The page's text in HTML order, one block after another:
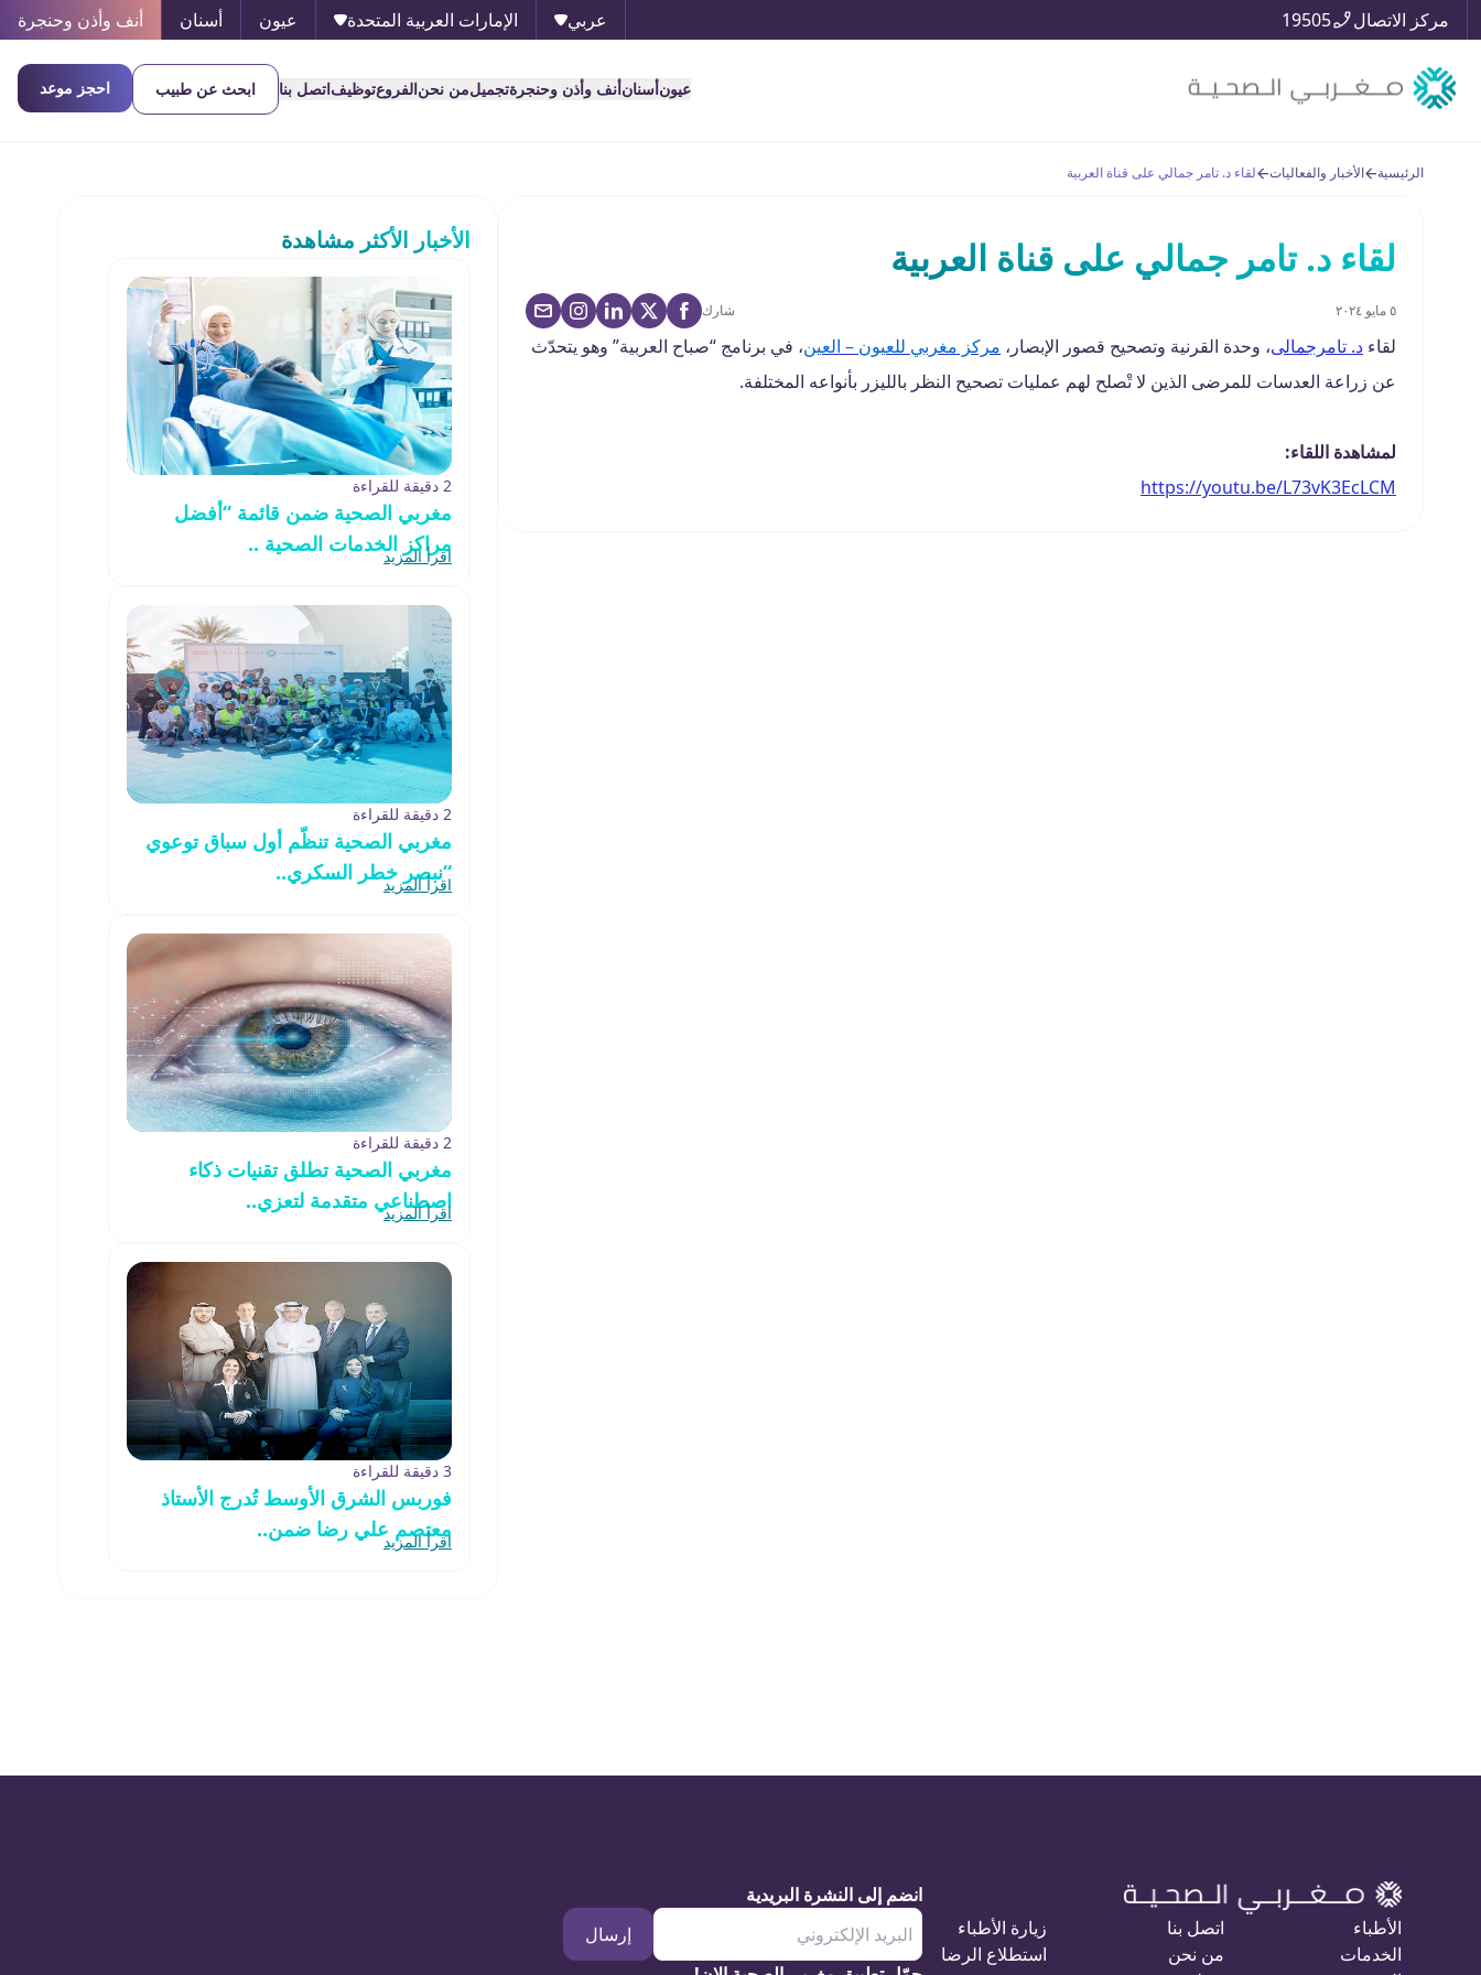
مركز الاتصال 19505 عربي الإمارات العربية المتحدة عيون أسنان أنف وأذن وحنجرة
عيونأسنانأنف وأذن وحنجرةتجميلمن نحنالفروعتوظيفاتصل بنا ابحث عن طبيب احجز موعد
الرئيسية الأخبار والفعاليات لقاء د. تامر جمالي على قناة العربية
لقاء د. تامر جمالي على قناة العربية
٥ مايو ٢٠٢٤ شارك
لقاء د. تامرجمالى، وحدة القرنية وتصحيح قصور الإبصار، مركز مغربي للعيون – العين، في برنامج “صباح العربية” وهو يتحدّث
عن زراعة العدسات للمرضى الذين لا تْصلح لهم عمليات تصحيح النظر بالليزر بأنواعه المختلفة.
لمشاهدة اللقاء:
https://youtu.be/L73vK3EcLCM
الأخبار الأكثر مشاهدة
2 دقيقة للقراءة
مغربي الصحية ضمن قائمة “أفضل
مراكز الخدمات الصحية ..
اقرأ المزيد
2 دقيقة للقراءة
مغربي الصحية تنظّم أول سباق توعوي
“نبصر خطر السكري..
اقرأ المزيد
2 دقيقة للقراءة
مغربي الصحية تطلق تقنيات ذكاء
اصطناعي متقدمة لتعزي..
اقرأ المزيد
3 دقيقة للقراءة
فوربس الشرق الأوسط تُدرج الأستاذ
معتصم علي رضا ضمن..
اقرأ المزيد
الأطباء
الخدمات
اتصل بنا
من نحن
زيارة الأطباء
استطلاع الرضا
انضم إلى النشرة البريدية
إرسال